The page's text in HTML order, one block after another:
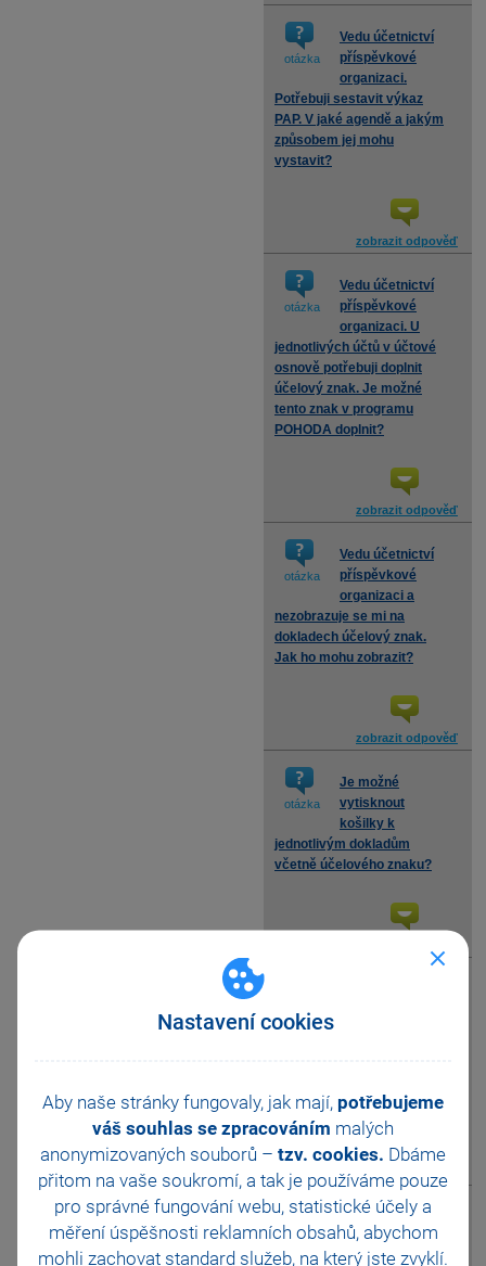
Nastavení cookies
Aby naše stránky fungovaly, jak mají, potřebujeme
váš souhlas se zpracováním malých
anonymizovaných souborů – tzv. cookies. Dbáme
přitom na vaše soukromí, a tak je používáme pouze
pro správné fungování webu, statistické účely a
měření úspěšnosti reklamních obsahů, abychom
mohli zachovat standard služeb, na který jste zvyklí.
otázka
Vedu účetnictví
příspěvkové
organizaci.
Potřebuji sestavit výkaz
PAP. V jaké agendě a jakým
způsobem jej mohu
vystavit?
zobrazit odpověď
otázka
Vedu účetnictví
příspěvkové
organizaci. U
jednotlivých účtů v účtové
osnově potřebuji doplnit
účelový znak. Je možné
tento znak v programu
POHODA doplnit?
zobrazit odpověď
otázka
Vedu účetnictví
příspěvkové
organizaci a
nezobrazuje se mi na
dokladech účelový znak.
Jak ho mohu zobrazit?
zobrazit odpověď
otázka
Je možné
vytisknout
košilky k
jednotlivým dokladům
včetně účelového znaku?
otázka
příspěvkové organizace?
zobrazit odpověď
otázka
Jaké účetní
výkazy mohu
načíst z